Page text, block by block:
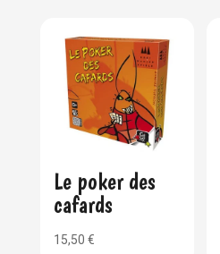
Le poker des
cafards
15,50 €